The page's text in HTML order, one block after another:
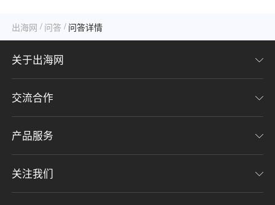
出海网 / 问答 / 问答详情
关于出海网
关于我们
加入我们
隐私协议
交流合作
联系我们
意见反馈
产品服务
CHWE全球跨境电商展
关注我们